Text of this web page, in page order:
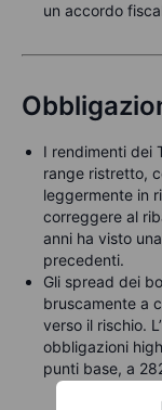
un accordo
I rendimenti dei
range ristretto,
leggermente in
correggere al
anni ha visto
precedenti.
Gli spread dei
bruscamente a
verso il rischio.
obbligazioni
punti base, a